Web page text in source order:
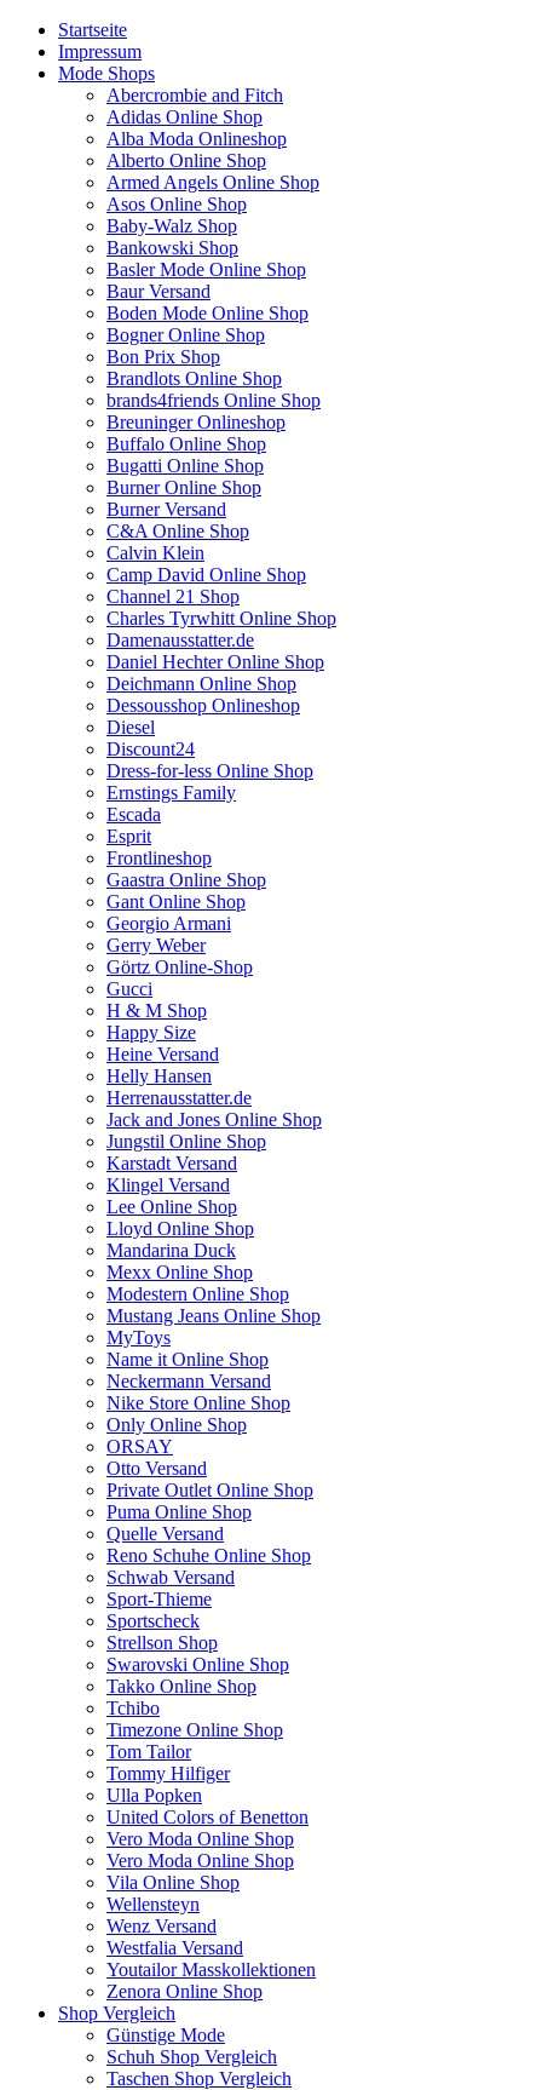
Startseite
Impressum
Mode Shops
Abercrombie and Fitch
Adidas Online Shop
Alba Moda Onlineshop
Alberto Online Shop
Armed Angels Online Shop
Asos Online Shop
Baby-Walz Shop
Bankowski Shop
Basler Mode Online Shop
Baur Versand
Boden Mode Online Shop
Bogner Online Shop
Bon Prix Shop
Brandlots Online Shop
brands4friends Online Shop
Breuninger Onlineshop
Buffalo Online Shop
Bugatti Online Shop
Burner Online Shop
Burner Versand
C&A Online Shop
Calvin Klein
Camp David Online Shop
Channel 21 Shop
Charles Tyrwhitt Online Shop
Damenausstatter.de
Daniel Hechter Online Shop
Deichmann Online Shop
Dessousshop Onlineshop
Diesel
Discount24
Dress-for-less Online Shop
Ernstings Family
Escada
Esprit
Frontlineshop
Gaastra Online Shop
Gant Online Shop
Georgio Armani
Gerry Weber
Görtz Online-Shop
Gucci
H & M Shop
Happy Size
Heine Versand
Helly Hansen
Herrenausstatter.de
Jack and Jones Online Shop
Jungstil Online Shop
Karstadt Versand
Klingel Versand
Lee Online Shop
Lloyd Online Shop
Mandarina Duck
Mexx Online Shop
Modestern Online Shop
Mustang Jeans Online Shop
MyToys
Name it Online Shop
Neckermann Versand
Nike Store Online Shop
Only Online Shop
ORSAY
Otto Versand
Private Outlet Online Shop
Puma Online Shop
Quelle Versand
Reno Schuhe Online Shop
Schwab Versand
Sport-Thieme
Sportscheck
Strellson Shop
Swarovski Online Shop
Takko Online Shop
Tchibo
Timezone Online Shop
Tom Tailor
Tommy Hilfiger
Ulla Popken
United Colors of Benetton
Vero Moda Online Shop
Vero Moda Online Shop
Vila Online Shop
Wellensteyn
Wenz Versand
Westfalia Versand
Youtailor Masskollektionen
Zenora Online Shop
Shop Vergleich
Günstige Mode
Schuh Shop Vergleich
Taschen Shop Vergleich